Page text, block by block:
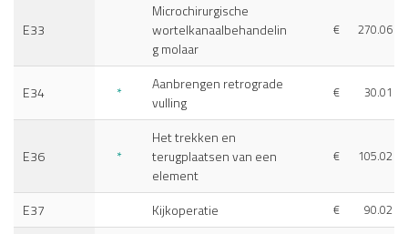
E33
Microchirurgische
wortelkanaalbehandelin
g molaar
€ 270.06
E34 *
Aanbrengen retrograde
vulling
€ 30.01
E36 *
Het trekken en
terugplaatsen van een
element
€ 105.02
E37 Kijkoperatie € 90.02